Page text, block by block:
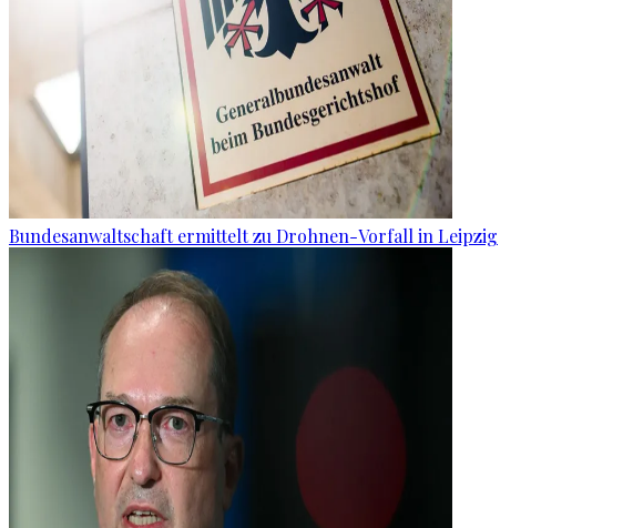
Bundesanwaltschaft ermittelt zu Drohnen-Vorfall in Leipzig